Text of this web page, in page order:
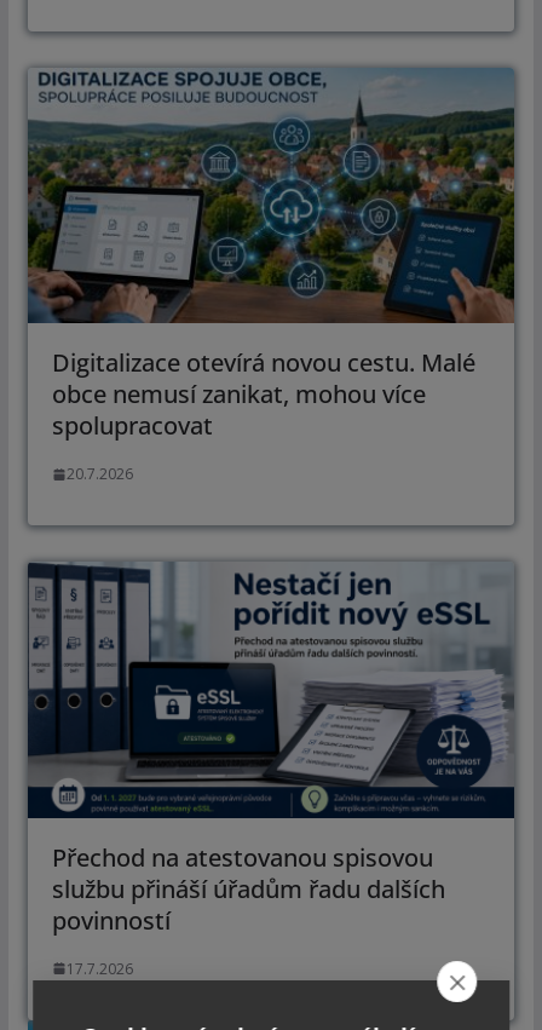
Digitalizace otevírá novou cestu. Malé
obce nemusí zanikat, mohou více
spolupracovat
20.7.2026
Přechod na atestovanou spisovou
službu přináší úřadům řadu dalších
povinností
17.7.2026